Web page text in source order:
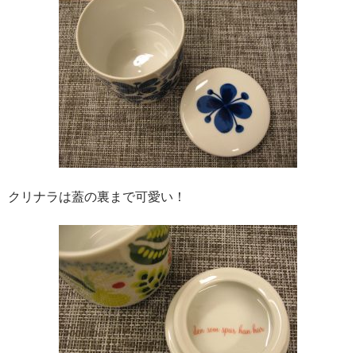
クリナラは蓋の裏まで可愛い！